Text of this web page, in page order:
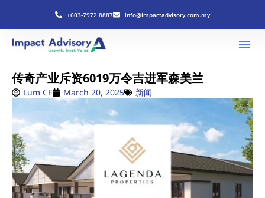
+603-7972 8887 info@impactadvisory.com.my
传奇产业斥资6019万令吉进军森美兰
Lum CF March 20, 2025 新闻